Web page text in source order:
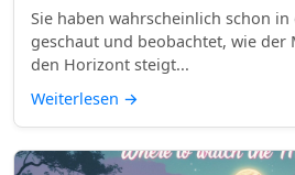
Sie haben wahrscheinlich schon
geschaut und beobachtet, wie der
den Horizont steigt...
Weiterlesen →